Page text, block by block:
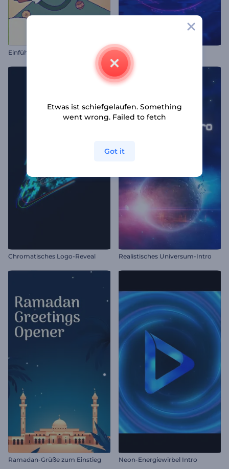
E
inführung zu Cartoon-Weihnachtsgeschenken Cyberglitch Opener
Chromatisches Logo-Reveal Realistisches Universum-Intro
Ramadan-Grüße zum Einstieg Neon-Energiewirbel Intro
Etwas ist schiefgelaufen. Something
went wrong. Failed to fetch
Got it